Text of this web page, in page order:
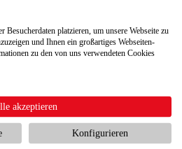
Besucherdaten platzieren, um unsere Webseite zu
und Ihnen ein großartiges Webseiten-
zu den von uns verwendeten Cookies
akzeptieren
Konfigurieren